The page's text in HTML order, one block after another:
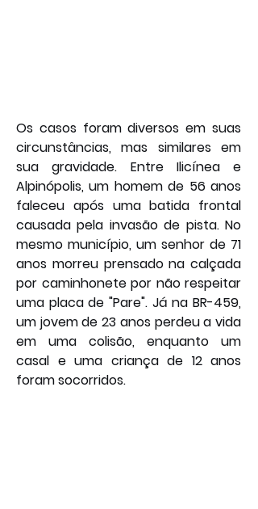
Os casos foram diversos em suas
circunstâncias, mas similares em
sua gravidade. Entre Ilicínea e
Alpinópolis, um homem de 56 anos
faleceu após uma batida frontal
causada pela invasão de pista. No
mesmo município, um senhor de 71
anos morreu prensado na calçada
por caminhonete por não respeitar
uma placa de "Pare". Já na BR-459,
um jovem de 23 anos perdeu a vida
em uma colisão, enquanto um
casal e uma criança de 12 anos
foram socorridos.